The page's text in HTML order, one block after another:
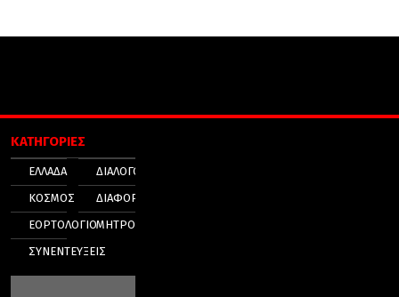
ΚΑΤΗΓΟΡΙΕΣ
ΕΛΛΑΔΑ
ΚΟΣΜΟΣ
ΕΟΡΤΟΛΟΓΙΟ
ΣΥΝΕΝΤΕΥΞΕΙΣ
ΔΙΑΛΟΓΟΣ
ΔΙΑΦΟΡΑ
ΜΗΤΡΟΠΟΛΕΙΣ